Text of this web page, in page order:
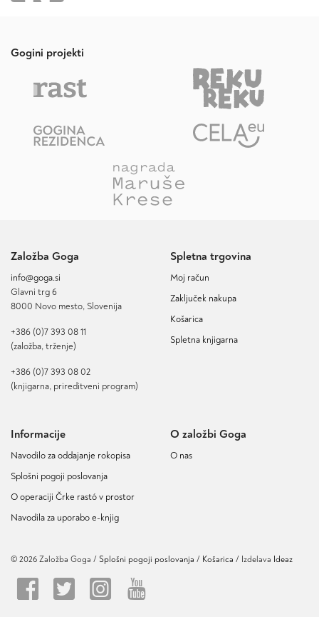
Gogini projekti
Založba Goga
info@goga.si
Glavni trg 6
8000 Novo mesto, Slovenija
+386 (0)7 393 08 11
(založba, trženje)
+386 (0)7 393 08 02
(knjigarna, prireditveni program)
Spletna trgovina
Moj račun
Zaključek nakupa
Košarica
Spletna knjigarna
Informacije
Navodilo za oddajanje rokopisa
Splošni pogoji poslovanja
O operaciji Črke rastó v prostor
Navodila za uporabo e-knjig
O založbi Goga
O nas
© 2026 Založba Goga / Splošni pogoji poslovanja Košarica / Izdelava Ideaz